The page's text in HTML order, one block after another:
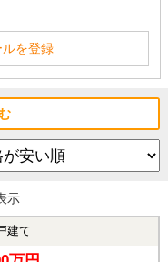
を登録
示
建て